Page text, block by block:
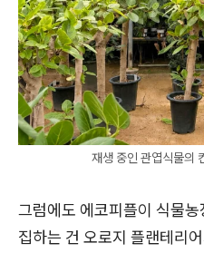
재생 중인 관엽식물의
그럼에도 에코피플이 식물
집하는 건 오로지 플랜테리